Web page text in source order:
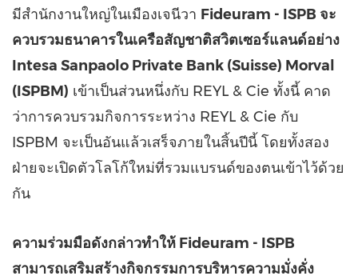
มีสำนักงานใหญ่ในเมืองเจนีวา Fideuram - ISPB จะ
ควบรวมธนาคารในเครือสัญชาติสวิตเซอร์แลนด์อย่าง
Intesa Sanpaolo Private Bank (Suisse) Morval
(ISPBM) เข้าเป็นส่วนหนึ่งกับ REYL & Cie ทั้งนี้ คาด
ว่าการควบรวมกิจการระหว่าง REYL & Cie กับ
ISPBM จะเป็นอันแล้วเสร็จภายในสิ้นปีนี้ โดยทั้งสอง
ฝ่ายจะเปิดตัวโลโก้ใหม่ที่รวมแบรนด์ของตนเข้าไว้ด้วย
กัน
ความร่วมมือดังกล่าวทำให้ Fideuram - ISPB
สามารถเสริมสร้างกิจกรรมการบริหารความมั่งคั่ง